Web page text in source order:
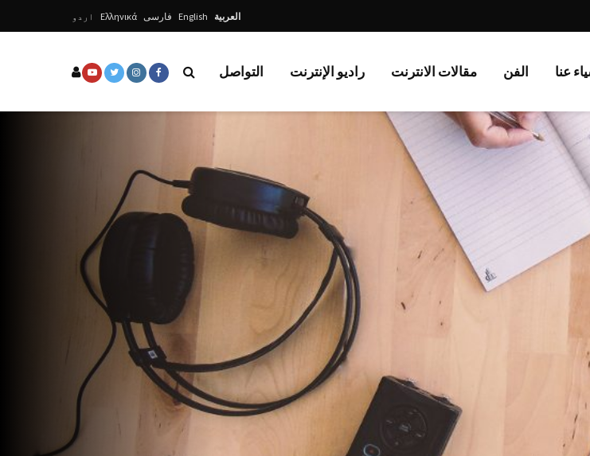
العربية English فارسی Ελληνικά اردو
عنا الفن مقالات الانترنت راديو الإنترنت التواصل